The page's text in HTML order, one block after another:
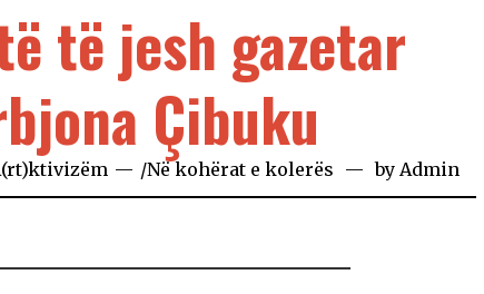
të jesh gazetar
Çibuku
/Në kohërat e kolerës byAdmin